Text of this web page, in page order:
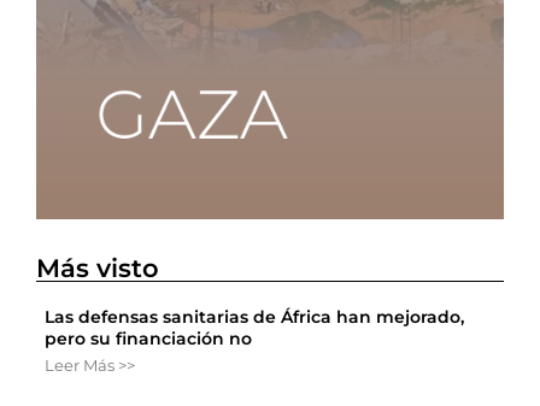
Más visto
Las defensas sanitarias de África han mejorado,
pero su financiación no
Leer Más >>